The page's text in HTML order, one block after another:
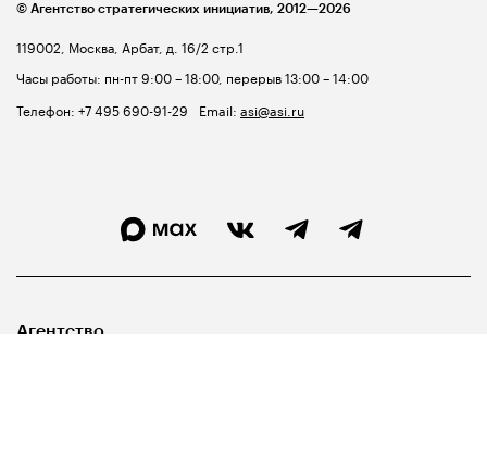
119002, Москва, Арбат, д. 16/2 стр.1
Часы работы: пн-пт 9:00 – 18:00, перерыв 13:00 – 14:00
Телефон: +7 495 690-91-29 Email: asi@asi.ru
© Агентство стратегических инициатив, 2012—2026
Агентство